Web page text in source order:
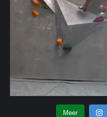
Meer